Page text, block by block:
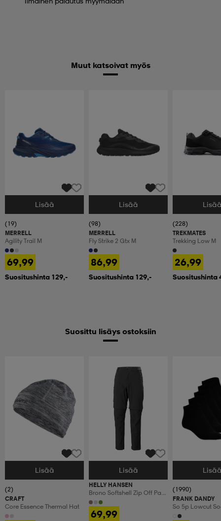
Muut katsoivat myös
Valitse Koko
Lisää
(19)
MERRELL
Agility Trail M
69,99
Suositushinta 129,-
Valitse Koko
Lisää
(98)
MERRELL
Fly Strike 2 Gtx M
86,99
Suositushinta 129,-
Valitse Koko
(228)
TREKMATES
Trekking Low M
26,99
Suositushinta
Suosittu lisäys ostoksiin
Valitse Koko
Lisää
(2)
CRAFT
Core Essence Thermal Hat
Valitse Koko
Lisää
HELLY HANSEN
Brono Softshell Zip Off Pant
Men
69,99
Valitse Koko
(1990)
FRANK DANDY
So 5p Lowcut